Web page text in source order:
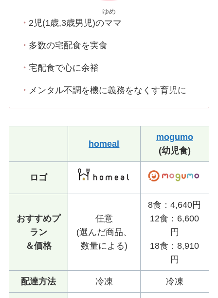
ゆめ
・ 2児(1歳,3歳男児)のママ
・ 多数の宅配食を実食
・宅配食で心に余裕
・ メンタル不調を機に義務をなくす育児に
homeal
mogumo
(幼児食)
ロゴ
おすすめプ
ラン
＆価格
任意
(選んだ商品、
数量による)
8食：4,640円
12食：6,600
円
18食：8,910
円
配達方法 冷凍 冷凍